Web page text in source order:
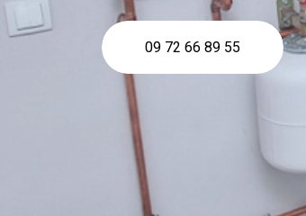
09 72 66 89 55